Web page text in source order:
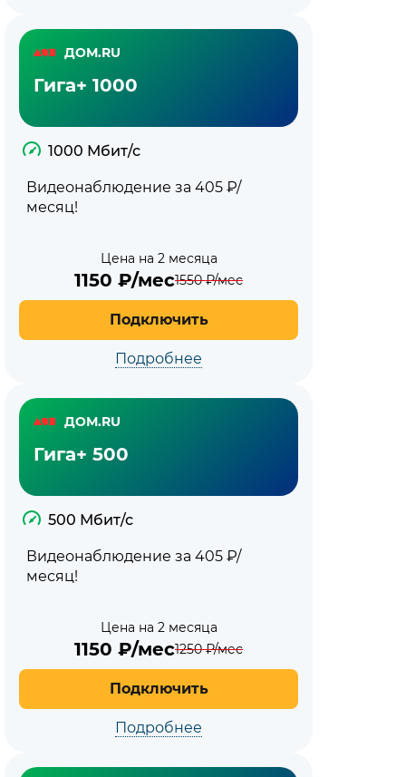
ДОМ.RU
Гига+ 1000
1000 Мбит/с
Видеонаблюдение за 405 ₽/
месяц!
Цена на 2 месяца
1150 ₽/мес1550₽/мес
Подключить
Подробнее
ДОМ.RU
Гига+ 500
500 Мбит/с
Видеонаблюдение за 405 ₽/
месяц!
Цена на 2 месяца
1150 ₽/мес1250₽/мес
Подключить
Подробнее